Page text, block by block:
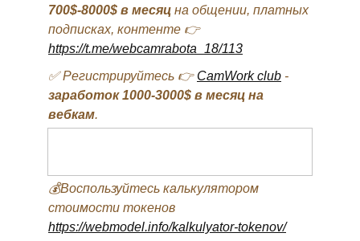
700$-8000$ в месяц на общении, платных
подписках, контенте 👉
https://t.me/webcamrabota_18/113
✅ Регистрируйтесь 👉 CamWork club -
заработок 1000-3000$ в месяц на
вебкам.
💰Воспользуйтесь калькулятором
стоимости токенов
https://webmodel.info/kalkulyator-tokenov/